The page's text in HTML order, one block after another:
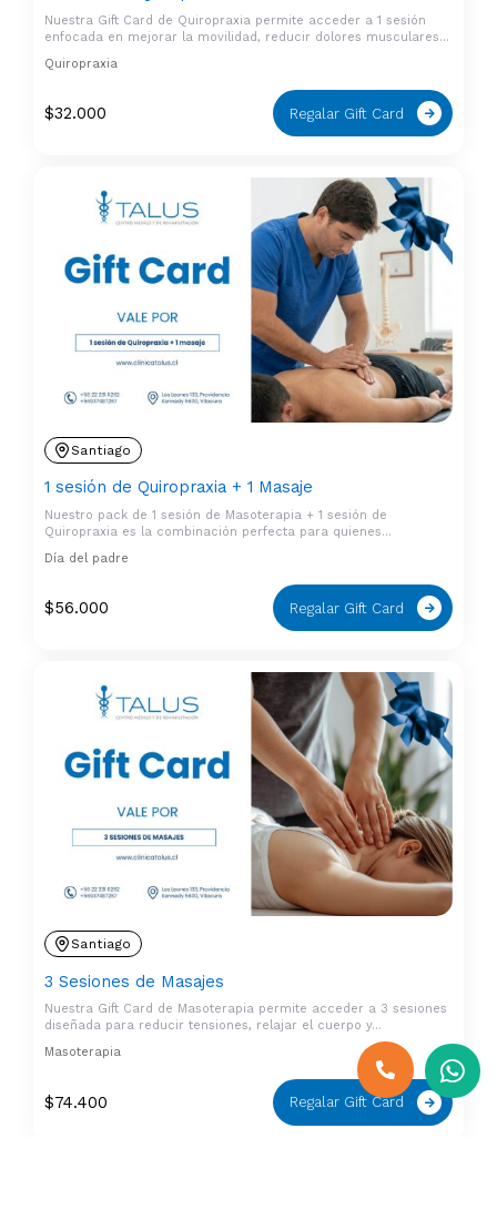
Nuestra Gift Card de Quiropraxia permite acceder a 1 sesión
enfocada en mejorar la movilidad, reducir dolores musculares…
Quiropraxia
$32.000 Regalar Gift Card
Santiago
1 sesión de Quiropraxia + 1 Masaje
Nuestro pack de 1 sesión de Masoterapia + 1 sesión de
Quiropraxia es la combinación perfecta para quienes…
Día del padre
$56.000 Regalar Gift Card
Santiago
3 Sesiones de Masajes
Nuestra Gift Card de Masoterapia permite acceder a 3 sesiones
diseñada para reducir tensiones, relajar el cuerpo y…
Masoterapia
$74.400 Regalar Gift Card